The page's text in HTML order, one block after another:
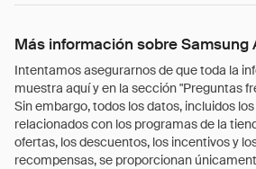
Más información sobre Samsung
Intentamos asegurarnos de que toda la
muestra aquí y en la sección "Preguntas
Sin embargo, todos los datos, incluidos
relacionados con los programas de la
ofertas, los descuentos, los incentivos y
recompensas, se proporcionan